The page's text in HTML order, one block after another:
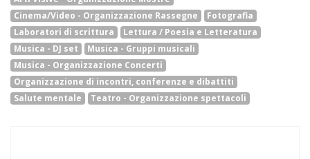
Cinema/Video - Organizzazione Rassegne
Fotografia
Laboratori di scrittura
Lettura / Poesia e Letteratura
Musica - DJ set
Musica - Gruppi musicali
Musica - Organizzazione Concerti
Organizzazione di incontri, conferenze e dibattiti
Salute mentale
Teatro - Organizzazione spettacoli